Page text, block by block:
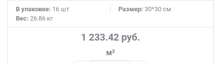
В упаковке: 16 шт Размер: 30*30 см
Вес: 26.86 кг
1 233.42 руб.
м²